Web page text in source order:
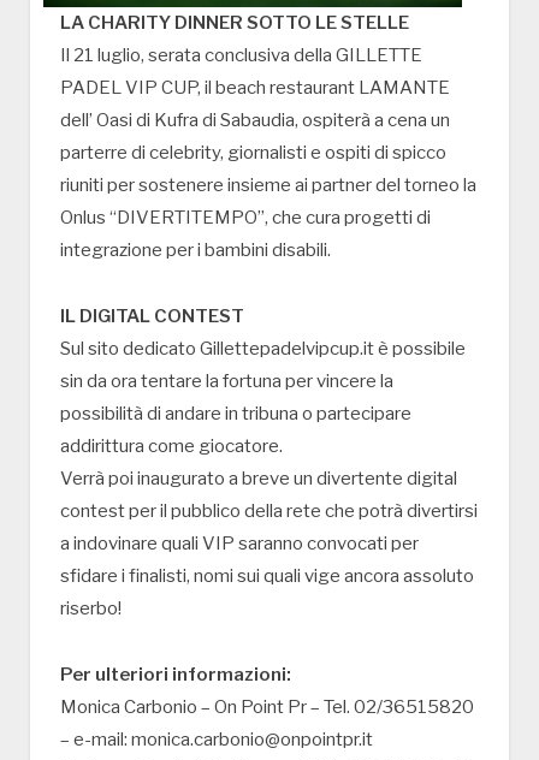
LA CHARITY DINNER SOTTO LE STELLE
Il 21 luglio, serata conclusiva della GILLETTE
PADEL VIP CUP, il beach restaurant LAMANTE
dell’ Oasi di Kufra di Sabaudia, ospiterà a cena un
parterre di celebrity, giornalisti e ospiti di spicco
riuniti per sostenere insieme ai partner del torneo la
Onlus “DIVERTITEMPO”, che cura progetti di
integrazione per i bambini disabili.
IL DIGITAL CONTEST
Sul sito dedicato Gillettepadelvipcup.it è possibile
sin da ora tentare la fortuna per vincere la
possibilità di andare in tribuna o partecipare
addirittura come giocatore.
Verrà poi inaugurato a breve un divertente digital
contest per il pubblico della rete che potrà divertirsi
a indovinare quali VIP saranno convocati per
sfidare i finalisti, nomi sui quali vige ancora assoluto
riserbo!
Per ulteriori informazioni:
Monica Carbonio – On Point Pr – Tel. 02/36515820
– e-mail: monica.carbonio@onpointpr.it